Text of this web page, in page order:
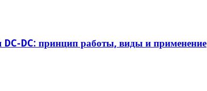
DC-DC: принцип работы, виды и применение